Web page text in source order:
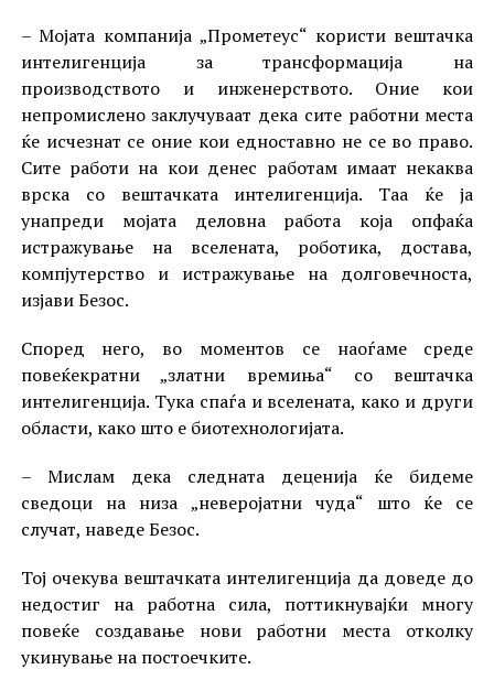
– Мојата компанија „Прометеус“ користи вештачка
интелигенција за трансформација на
производството и инженерството. Оние кои
непромислено заклучуваат дека сите работни места
ќе исчезнат се оние кои едноставно не се во право.
Сите работи на кои денес работам имаат некаква
врска со вештачката интелигенција. Таа ќе ја
унапреди мојата деловна работа која опфаќа
истражување на вселената, роботика, достава,
компјутерство и истражување на долговечноста,
изјави Безос.
Според него, во моментов се наоѓаме среде
повеќекратни „златни времиња“ со вештачка
интелигенција. Тука спаѓа и вселената, како и други
области, како што е биотехнологијата.
– Мислам дека следната деценија ќе бидеме
сведоци на низа „неверојатни чуда“ што ќе се
случат, наведе Безос.
Тој очекува вештачката интелигенција да доведе до
недостиг на работна сила, поттикнувајќи многу
повеќе создавање нови работни места отколку
укинување на постоечките.